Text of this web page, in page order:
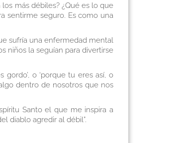
más débiles? ¿Qué es lo que
sentirme seguro. Es como una
sufría una enfermedad mental
niños la seguían para divertirse
gordo’, o ‘porque tu eres así, o
dentro de nosotros que nos
Santo el que me inspira a
diablo agredir al débil”.